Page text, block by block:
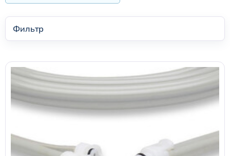
Фильтр
Датчики температурные медицинские к мониторам
Кабели для кардиографов
Датчики кислорода для ИВЛ
Датчики потока для аппаратов ИВЛ
Электроды для ЭКГ
Пульсоксиметры